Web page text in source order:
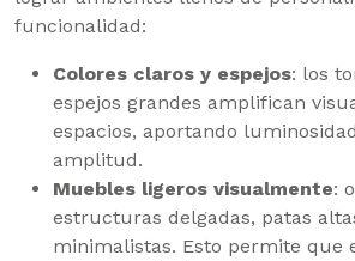
funcionalidad:
Colores claros y espejos: los
espejos grandes amplifican
espacios, aportando
amplitud.
Muebles ligeros visualmente:
estructuras delgadas, patas
minimalistas. Esto permite que